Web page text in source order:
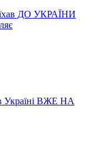
ДО УКРАЇНИ
Україні ВЖЕ НА